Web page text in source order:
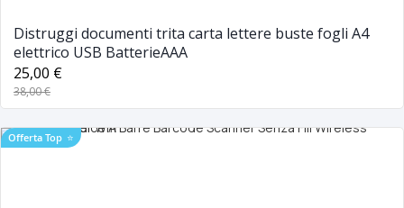
Distruggi documenti trita carta lettere buste fogli A4
elettrico USB BatterieAAA
25,00 €
38,00 €
Offerta Top ⭐